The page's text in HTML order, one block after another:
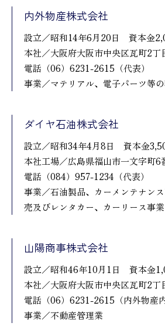
内外物産株式会社
設立／昭和14年6月20日 資本金
本社／大阪府大阪市中央区瓦町2丁
電話（06）6231-2615（代表）
事業／マテリアル、電子パーツ等
ダイヤ石油株式会社
設立／昭和34年4月8日 資本金
本社工場／広島県福山市一文字町6
電話（084）957-1234（代表）
事業／石油製品、カーメンテナン
売及びレンタカー、カーリース事業
山陽商事株式会社
設立／昭和46年10月1日 資本金
本社／大阪府大阪市中央区瓦町2丁
電話（06）6231-2615（内外物産内
事業／不動産管理業